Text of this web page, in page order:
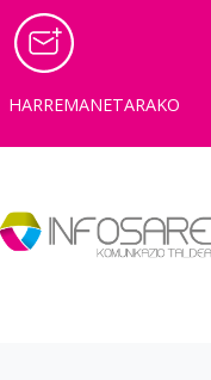
HARREMANETARAKO